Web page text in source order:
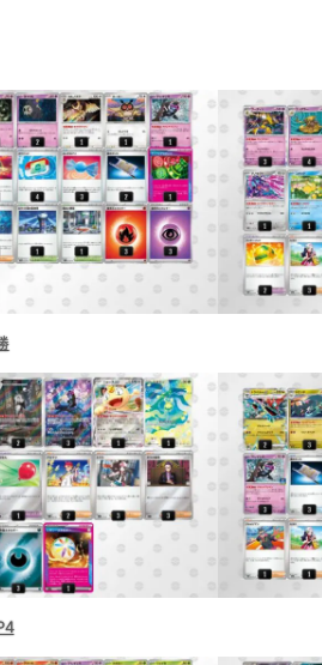
宮本店（福井）
店（愛知）
野店（大阪）
静岡）
寺店（奈良）
店（岡山）
御領店（熊本）
禄店（沖縄）
（宮城）
キング 安城店（愛知）